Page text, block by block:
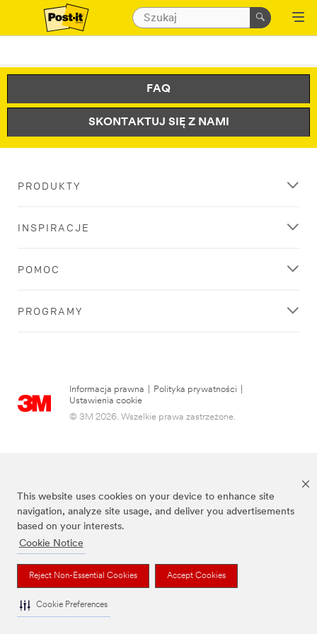
This website uses cookies on your device to enhance site
navigation, analyze site usage, and deliver you advertisements
based on your interests.
Cookie Notice
Reject Non-Essential Cookies Accept Cookies
Cookie Preferences
FAQ
SKONTAKTUJ SIĘ Z NAMI
PRODUKTY
INSPIRACJE
POMOC
PROGRAMY
Informacja prawna Polityka prywatności
Ustawienia cookie
© 3M 2026. Wszelkie prawa zastrzeżone.
3M, Post-it® oraz kolor Canary Yellow™ są znakami towarowymi firmy 3M.